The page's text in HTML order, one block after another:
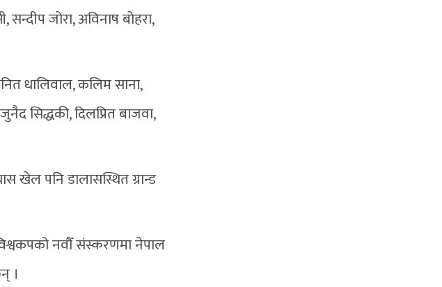
जोरा, अविनाष बोहरा,
धालिवाल, कलिम साना,
सिद्धकी, दिलप्रित बाजवा,
खेल पनि डालासस्थित ग्रान्ड
नवौँ संस्करणमा नेपाल
।